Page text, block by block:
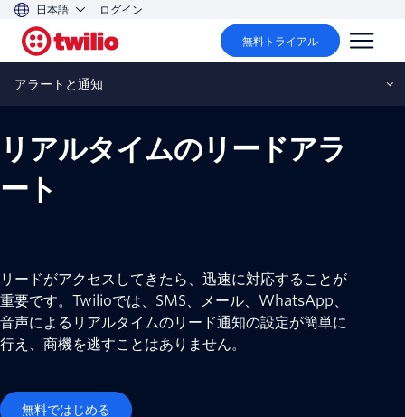
日本語 ログイン
無料トライアル
アラートと通知
リアルタイムのリードアラ
ート
リードがアクセスしてきたら、迅速に対応することが
重要です。Twilioでは、SMS、メール、WhatsApp、
音声によるリアルタイムのリード通知の設定が簡単に
行え、商機を逃すことはありません。
無料ではじめる